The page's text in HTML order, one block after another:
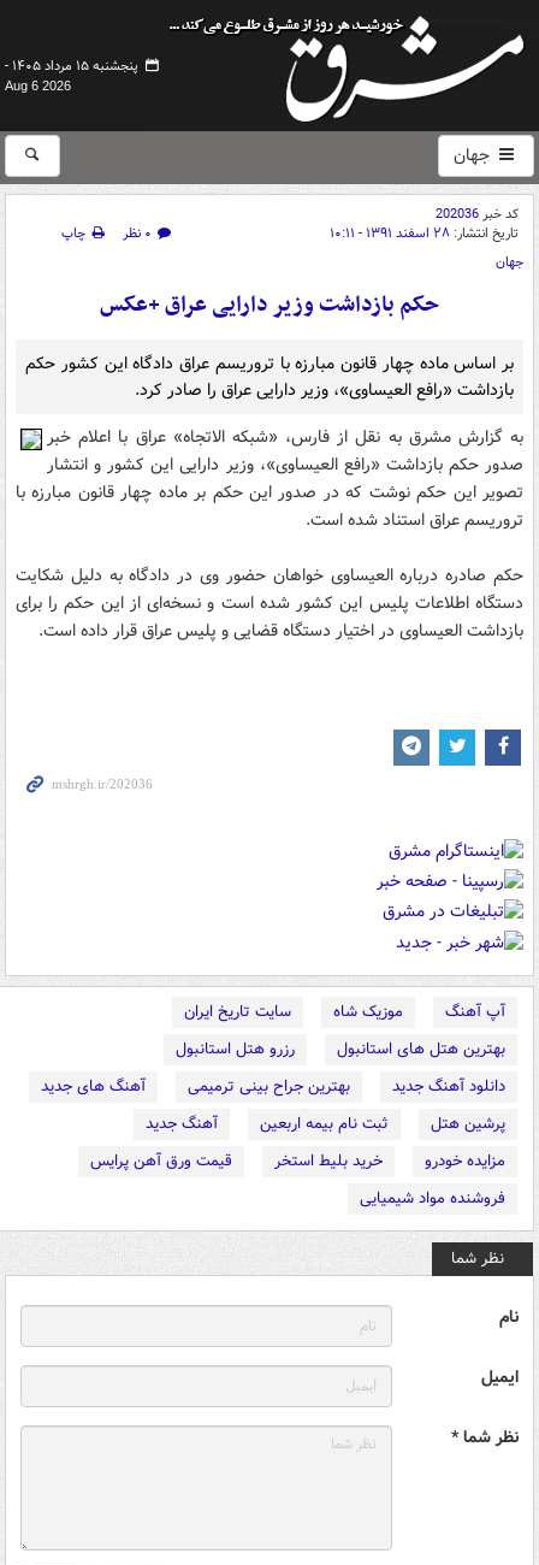
پنجشنبه ۱۵ مرداد ۱۴۰۵ -
Aug 6 2026
جهان
کد خبر202036
تاریخ انتشار: ۲۸ اسفند ۱۳۹۱ - ۱۰:۱۱ ۰ نظر
چاپ
جهان
حکم بازداشت وزیر دارایی عراق +عکس
بر اساس ماده چهار قانون مبارزه با تروریسم عراق دادگاه این کشور حکم
بازداشت «رافع العیساوی»، وزیر دارایی عراق را صادر کرد.
به گزارش مشرق به نقل از فارس، «شبکه الاتجاه» عراق با اعلام خبر
صدور حکم بازداشت «رافع العیساوی»، وزیر دارایی این کشور و انتشار
تصویر این حکم نوشت که در صدور این حکم بر ماده چهار قانون مبارزه با
تروریسم عراق استناد شده است.
حکم صادره درباره العیساوی خواهان حضور وی در دادگاه به دلیل شکایت
دستگاه اطلاعات پلیس این کشور شده است و نسخه‌ای از این حکم را برای
بازداشت العیساوی در اختیار دستگاه‌ قضایی و پلیس عراق قرار داده است.
آپ آهنگ موزیک شاه
سایت تاریخ ایران
بهترین هتل های استانبول
رزرو هتل استانبول
دانلود آهنگ جدید
بهترین جراح بینی ترمیمی
آهنگ های جدید
پرشین هتل
ثبت نام بیمه اربعین
آهنگ جدید
مزایده خودرو
خرید بلیط استخر
قیمت ورق آهن پرایس
فروشنده مواد شیمیایی
نظر شما
نام
ایمیل
نظر شما *